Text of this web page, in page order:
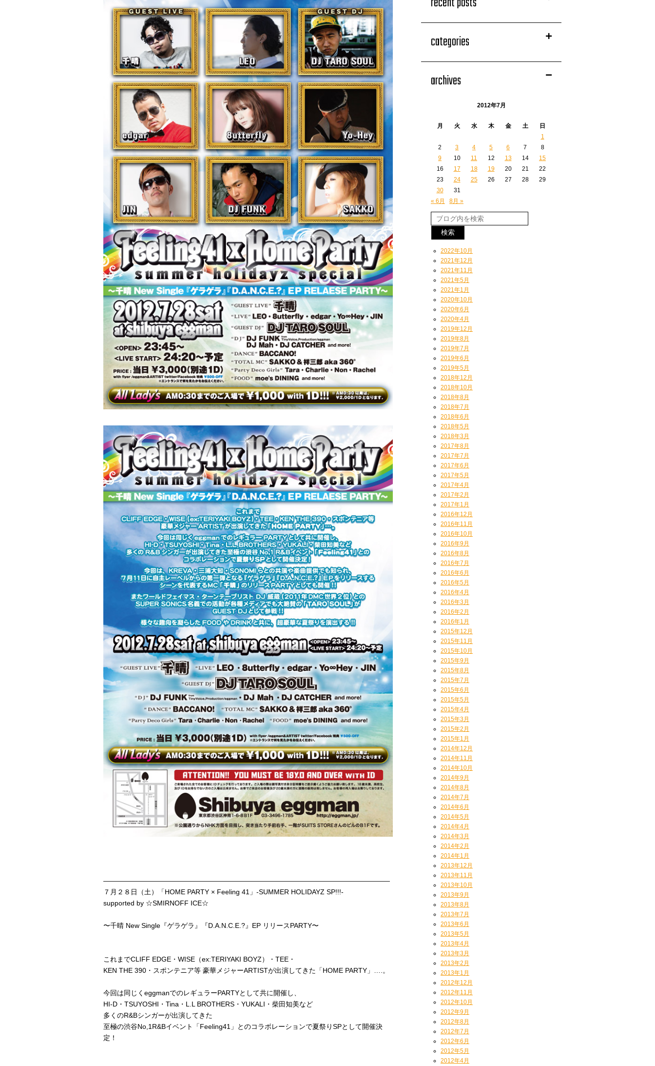
——————————————————————————————————————————
７月２８日（土）「HOME PARTY × Feeling 41」-SUMMER HOLIDAYZ SP!!!-
supported by ☆SMIRNOFF ICE☆
〜千晴 New Single『ゲラゲラ』『D.A.N.C.E.?』EP リリースPARTY〜
これまでCLIFF EDGE・WISE（ex:TERIYAKI BOYZ）・TEE・
KEN THE 390・スポンテニア等 豪華メジャーARTISTが出演してきた「HOME PARTY」….。
今回は同じくeggmanでのレギュラーPARTYとして共に開催し、
HI-D・TSUYOSHI・Tina・L.L BROTHERS・YUKALI・柴田知美など
多くのR&Bシンガーが出演してきた
至極の渋谷No,1R&Bイベント「Feeling41」とのコラボレーションで夏祭りSPとして開催決
定！
categories
archives
2012年7月
月 火 水 木 金 土
日
1
2
3 4 5 6 7
8
9
10 11 12 13 14
15
16
17 18 19 20 21
22
23
24 25 26 27 28
29
30
31
« 6月
8月 »
2022年10月
2021年12月
2021年11月
2021年5月
2021年1月
2020年10月
2020年6月
2020年4月
2019年12月
2019年8月
2019年7月
2019年6月
2019年5月
2018年12月
2018年10月
2018年8月
2018年7月
2018年6月
2018年5月
2018年3月
2017年8月
2017年7月
2017年6月
2017年5月
2017年4月
2017年2月
2017年1月
2016年12月
2016年11月
2016年10月
2016年9月
2016年8月
2016年7月
2016年6月
2016年5月
2016年4月
2016年3月
2016年2月
2016年1月
2015年12月
2015年11月
2015年10月
2015年9月
2015年8月
2015年7月
2015年6月
2015年5月
2015年4月
2015年3月
2015年2月
2015年1月
2014年12月
2014年11月
2014年10月
2014年9月
2014年8月
2014年7月
2014年6月
2014年5月
2014年4月
2014年3月
2014年2月
2014年1月
2013年12月
2013年11月
2013年10月
2013年9月
2013年8月
2013年7月
2013年6月
2013年5月
2013年4月
2013年3月
2013年2月
2013年1月
2012年12月
2012年11月
2012年10月
2012年9月
2012年8月
2012年7月
2012年6月
2012年5月
2012年4月